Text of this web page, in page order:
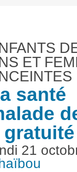
ET
santé
21